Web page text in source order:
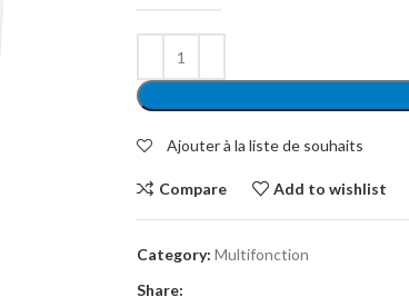
Ajouter à la liste de souhaits
Compare Add to wishlist
Category: Multifonction
Share: